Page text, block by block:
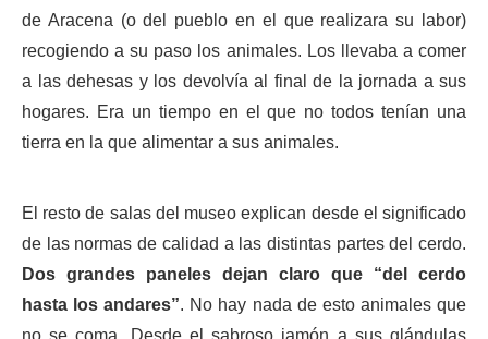
de Aracena (o del pueblo en el que realizara su labor)
recogiendo a su paso los animales. Los llevaba a comer
a las dehesas y los devolvía al final de la jornada a sus
hogares. Era un tiempo en el que no todos tenían una
tierra en la que alimentar a sus animales.
El resto de salas del museo explican desde el significado
de las normas de calidad a las distintas partes del cerdo.
Dos grandes paneles dejan claro que “del cerdo
hasta los andares”. No hay nada de esto animales que
no se coma. Desde el sabroso jamón a sus glándulas